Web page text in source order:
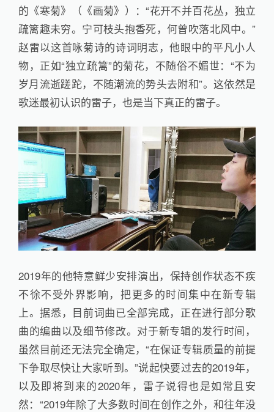
的《寒菊》（《画菊》）：“花开不并百花丛，独立
疏篱趣未穷。宁可枝头抱香死，何曾吹落北风中。”
赵雷以这首咏菊诗的诗词明志，他眼中的平凡小人
物，正如“独立疏篱”的菊花，不随俗不媚世：“不为
岁月流逝蹉跎，不随潮流的势头去附和”。这依然是
歌迷最初认识的雷子，也是当下真正的雷子。
2019年的他特意鲜少安排演出，保持创作状态不疾
不徐不受外界影响，把更多的时间集中在新专辑
上。据悉，目前词曲已全部完成，正在进行部分歌
曲的编曲以及细节修改。对于新专辑的发行时间，
虽然目前还无法完全确定，“在保证专辑质量的前提
下争取尽快让大家听到。”说起快要过去的2019年，
以及即将到来的2020年，雷子说得也是如常且安
然：“2019年除了大多数时间在创作之外，和往年没